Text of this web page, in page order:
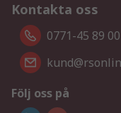
Kontakta oss
0771-45 89 00
Följ oss på